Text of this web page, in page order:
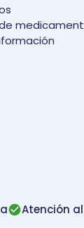
Atención